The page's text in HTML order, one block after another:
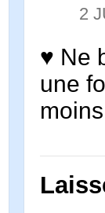
2
♥ Ne
une